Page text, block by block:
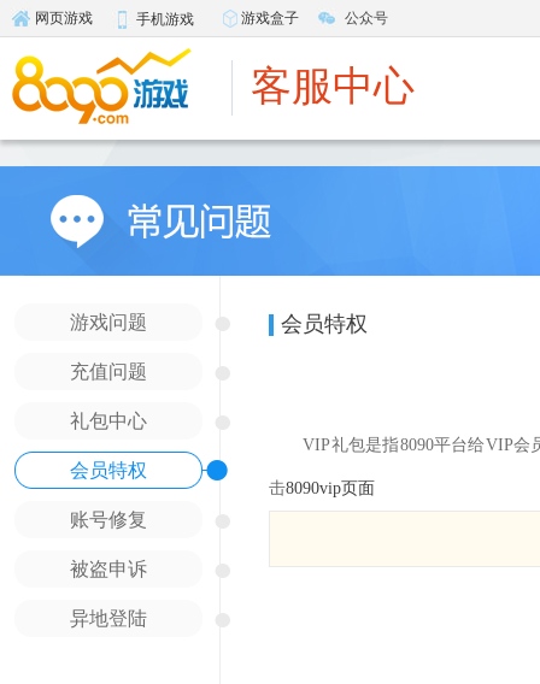
网页游戏 手机游戏 游戏盒子 公众号
客服中心
游戏问题
充值问题
礼包中心
会员特权 ●
账号修复
被盗申诉
异地登陆
会员特权
VIP礼包是指8090平台给VIP会
击8090vip页面